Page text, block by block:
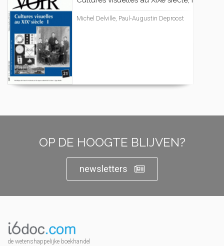
Michel Delville, Paul-Augustin Deproost
OP DE HOOGTE BLIJVEN?
newsletters
de wetenshappelijke boekhandel